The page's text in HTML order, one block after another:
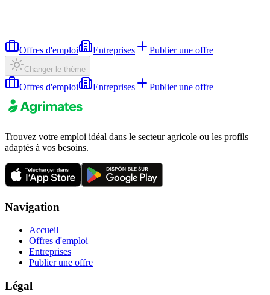
Offres d'emploi Entreprises Publier une offre
Changer le thème
Offres d'emploi Entreprises Publier une offre
Trouvez votre emploi idéal dans le secteur agricole ou les profils
adaptés à vos besoins.
Navigation
Accueil
Offres d'emploi
Entreprises
Publier une offre
Légal